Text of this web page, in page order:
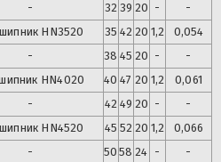
- 32 39 20 -
-
HN3520 35 42 20 1,2
0,054
- 38 45 20 -
-
HN4020 40 47 20 1,2
0,061
- 42 49 20 -
-
HN4520 45 52 20 1,2
0,066
- 50 58 24 -
-